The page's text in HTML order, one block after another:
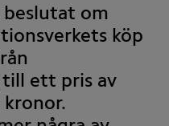
beslutat om
köp
till ett pris av